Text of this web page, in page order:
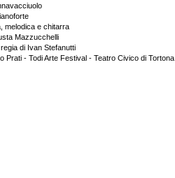
melodica e chitarra
Mazzucchelli
di Ivan Stefanutti
Prati - Todi Arte Festival - Teatro Civico di Tortona